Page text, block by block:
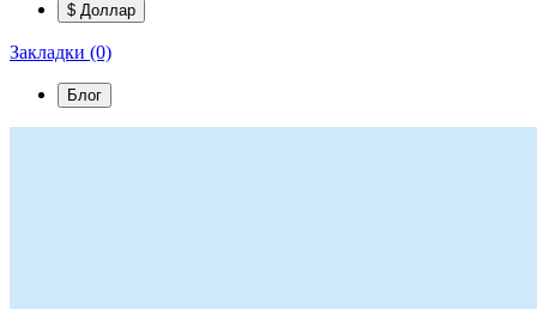
$ Доллар
Закладки (0)
Блог